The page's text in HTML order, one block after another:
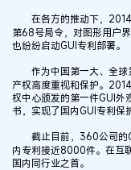
在各方的推动下，2014
第68号局令，对图形用户
也纷纷启动GUI专利部署。
作为中国第一大、全球
产权高度重视和保护。
权中心颁发的第一件GUI外
书，实现了国内GUI专利保
截止目前，360公司的
内专利接近8000件。在互
国内同行业之首。